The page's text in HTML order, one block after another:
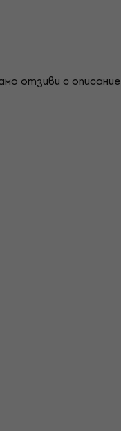
отзиви с описание